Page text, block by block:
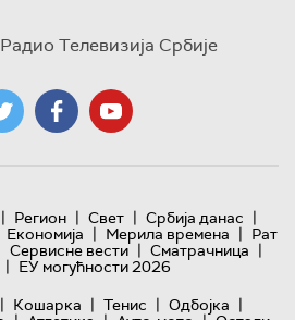
Радио Телевизија Србије
| Регион | Свет | Србија данас |
Економија | Мерила времена | Рат
Сервисне вести | Сматрачница |
| ЕУ могућности 2026
| Кошарка | Тенис | Одбојка |